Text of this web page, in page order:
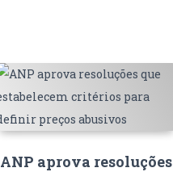
ANP aprova resoluções